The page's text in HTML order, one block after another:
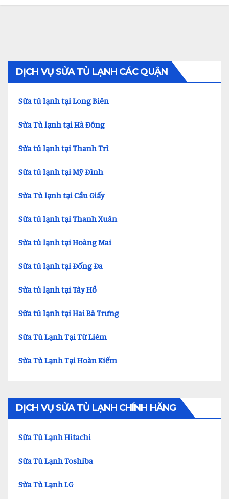
DỊCH VỤ SỬA TỦ LẠNH CÁC QUẬN
Sửa tủ lạnh tại Long Biên
Sửa Tủ lạnh tại Hà Đông
Sửa tủ lạnh tại Thanh Trì
Sửa tủ lạnh tại Mỹ Đình
Sửa Tủ lạnh tại Cầu Giấy
Sửa tủ lạnh tại Thanh Xuân
Sửa tủ lạnh tại Hoàng Mai
Sửa tủ lạnh tại Đống Đa
Sửa tủ lạnh tại Tây Hồ
Sửa tủ lạnh tại Hai Bà Trưng
Sửa Tủ Lạnh Tại Từ Liêm
Sửa Tủ Lạnh Tại Hoàn Kiếm
DỊCH VỤ SỬA TỦ LẠNH CHÍNH HÃNG
Sửa Tủ Lạnh Hitachi
Sửa Tủ Lạnh Toshiba
Sửa Tủ Lạnh LG